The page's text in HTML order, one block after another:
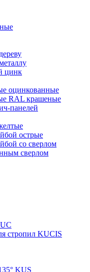
цинк
оцинкованные
RAL крашеные
панелей
острые
со сверлом
сверлом
стропил KUCIS
KUS